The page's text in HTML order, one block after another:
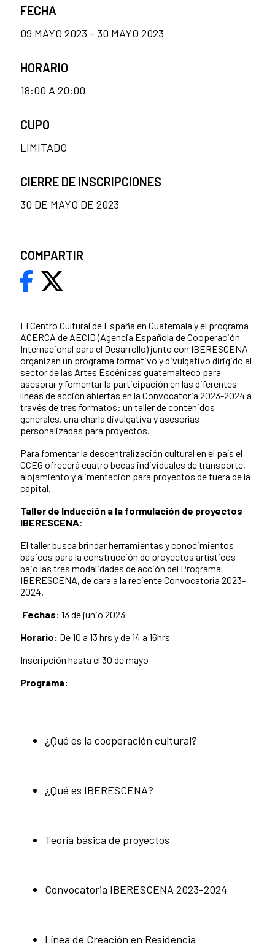
El Centro Cultural de España en Guatemala y el programa
ACERCA de AECID (Agencia Española de Cooperación
Internacional para el Desarrollo) junto con IBERESCENA
organizan un programa formativo y divulgativo dirigido al
sector de las Artes Escénicas guatemalteco para
asesorar y fomentar la participación en las diferentes
líneas de acción abiertas en la Convocatoria 2023-2024 a
través de tres formatos: un taller de contenidos
generales, una charla divulgativa y asesorías
personalizadas para proyectos.
Para fomentar la descentralización cultural en el país el
CCEG ofrecerá cuatro becas individuales de transporte,
alojamiento y alimentación para proyectos de fuera de la
capital.
Taller de Inducción a la formulación de proyectos
IBERESCENA:
El taller busca brindar herramientas y conocimientos
básicos para la construcción de proyectos artísticos
bajo las tres modalidades de acción del Programa
IBERESCENA, de cara a la reciente Convocatoria 2023-
2024.
Fechas: 13 de junio 2023
Horario: De 10 a 13 hrs y de 14 a 16hrs
Inscripción hasta el 30 de mayo
Programa:
¿Qué es la cooperación cultural?
¿Qué es IBERESCENA?
Teoría básica de proyectos
Convocatoria IBERESCENA 2023-2024
Línea de Creación en Residencia
FECHA
09 MAYO 2023 - 30 MAYO 2023
HORARIO
18:00 A 20:00
CUPO
LIMITADO
CIERRE DE INSCRIPCIONES
30 DE MAYO DE 2023
COMPARTIR